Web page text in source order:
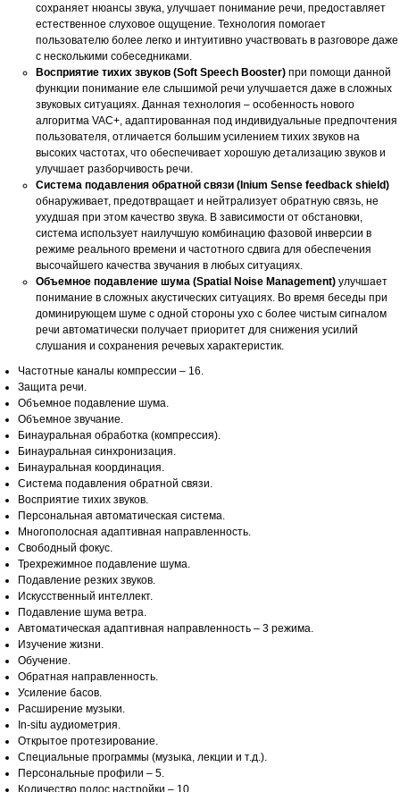
сохраняет нюансы звука, улучшает понимание речи, предоставляет
естественное слуховое ощущение. Технология помогает
пользователю более легко и интуитивно участвовать в разговоре даже
с несколькими собеседниками.
Восприятие тихих звуков (Soft Speech Booster) при помощи данной
функции понимание еле слышимой речи улучшается даже в сложных
звуковых ситуациях. Данная технология – особенность нового
алгоритма VAC+, адаптированная под индивидуальные предпочтения
пользователя, отличается большим усилением тихих звуков на
высоких частотах, что обеспечивает хорошую детализацию звуков и
улучшает разборчивость речи.
Система подавления обратной связи (Inium Sense feedback shield)
обнаруживает, предотвращает и нейтрализует обратную связь, не
ухудшая при этом качество звука. В зависимости от обстановки,
система использует наилучшую комбинацию фазовой инверсии в
режиме реального времени и частотного сдвига для обеспечения
высочайшего качества звучания в любых ситуациях.
Объемное подавление шума (Spatial Noise Management) улучшает
понимание в сложных акустических ситуациях. Во время беседы при
доминирующем шуме с одной стороны ухо с более чистым сигналом
речи автоматически получает приоритет для снижения усилий
слушания и сохранения речевых характеристик.
Частотные каналы компрессии – 16.
Защита речи.
Объемное подавление шума.
Объемное звучание.
Бинауральная обработка (компрессия).
Бинауральная синхронизация.
Бинауральная координация.
Система подавления обратной связи.
Восприятие тихих звуков.
Персональная автоматическая система.
Многополосная адаптивная направленность.
Свободный фокус.
Трехрежимное подавление шума.
Подавление резких звуков.
Искусственный интеллект.
Подавление шума ветра.
Автоматическая адаптивная направленность – 3 режима.
Изучение жизни.
Обучение.
Обратная направленность.
Усиление басов.
Расширение музыки.
In-situ аудиометрия.
Открытое протезирование.
Специальные программы (музыка, лекции и т.д.).
Персональные профили – 5.
Количество полос настройки – 10.